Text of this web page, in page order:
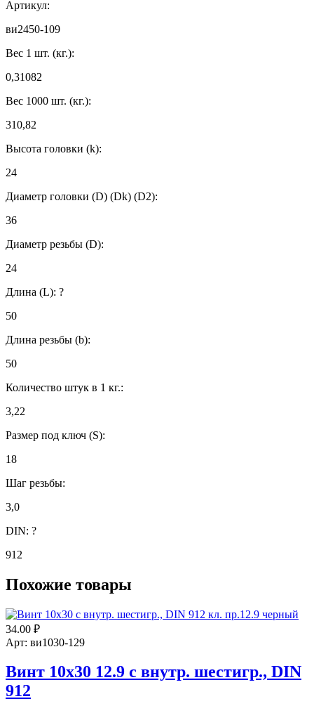
Артикул:
ви2450-109
Вес 1 шт. (кг.):
0,31082
Вес 1000 шт. (кг.):
310,82
Высота головки (k):
24
Диаметр головки (D) (Dk) (D2):
36
Диаметр резьбы (D):
24
Длина (L): ?
50
Длина резьбы (b):
50
Количество штук в 1 кг.:
3,22
Размер под ключ (S):
18
Шаг резьбы:
3,0
DIN: ?
912
Похожие товары
34.00 ₽
Арт: ви1030-129
Винт 10х30 12.9 с внутр. шестигр., DIN
912